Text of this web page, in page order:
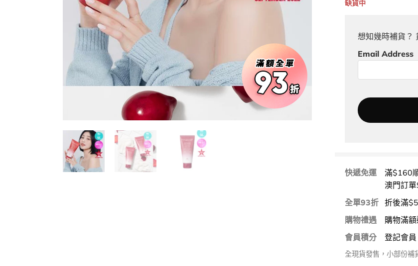
缺貨中
想知幾時補貨？
Email Address
快遞免運
滿$160
澳門訂
全單93折 折後滿
購物禮遇
購物滿
會員積分
登記會
全現貨發售，小部份補